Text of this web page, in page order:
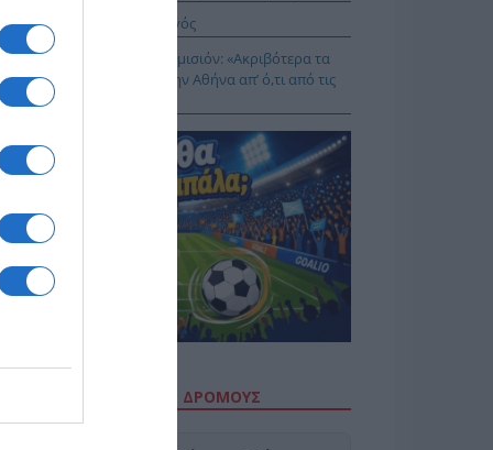
Νικάνωρ ο θαυματουργός
Αρναούτογλου προς Κομισιόν: «Ακριβότερα τα
από τους Ευζώνους στην Αθήνα απ’ ό,τι από τις
μέχρι την Ελλάδα»
ΤΗΝ ΚΙΝΗΣΗ ΣΤΟΥΣ ΔΡΌΜΟΥΣ